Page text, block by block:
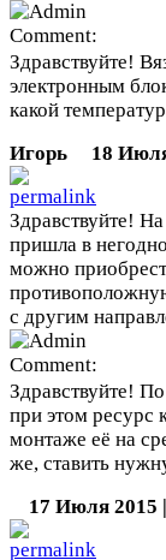
Здравствуйте!
электронным
какой
Игорь
18
Здравствуйте!
пришла в
можно
с другим
Здравствуйте!
при этом ресурс
монтаже её на
же, ставить
17 Июля 2015 |